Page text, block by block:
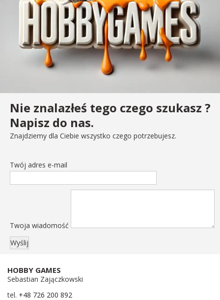
Nie znalazłeś tego czego szukasz ?
Napisz do nas.
Znajdziemy dla Ciebie wszystko czego potrzebujesz.
Twój adres e-mail
Twoja wiadomość
HOBBY GAMES
Sebastian Zajączkowski
tel. +48 726 200 892